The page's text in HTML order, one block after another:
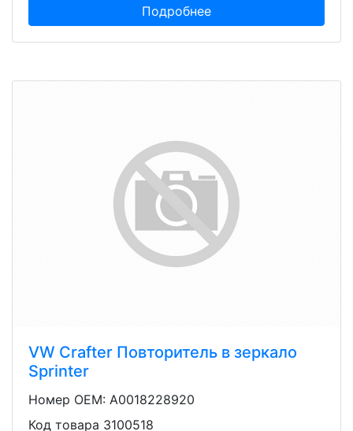
Подробнее
VW Crafter Повторитель в зеркало
Sprinter
Номер OEM: A0018228920
Код товара 3100518